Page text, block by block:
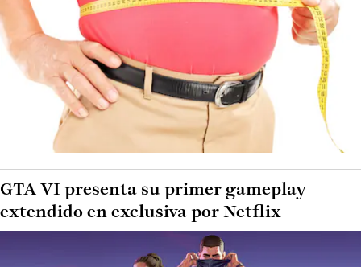
GTA VI presenta su primer gameplay
extendido en exclusiva por Netflix